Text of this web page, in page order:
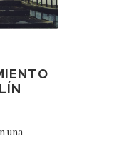
una